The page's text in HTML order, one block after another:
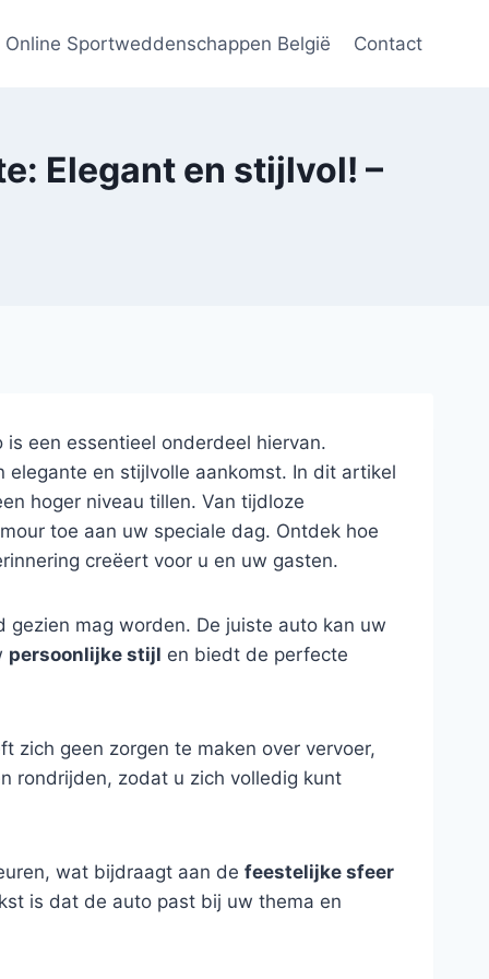
Online Sportweddenschappen België Contact
Elegant en stijlvol! –
een essentieel onderdeel hiervan.
elegante en stijlvolle aankomst. In dit artikel
hoger niveau tillen. Van tijdloze
toe aan uw speciale dag. Ontdek hoe
creëert voor u en uw gasten.
mag worden. De juiste auto kan uw
persoonlijke stijl en biedt de perfecte
zich geen zorgen te maken over vervoer,
rondrijden, zodat u zich volledig kunt
wat bijdraagt aan de feestelijke sfeer
is dat de auto past bij uw thema en